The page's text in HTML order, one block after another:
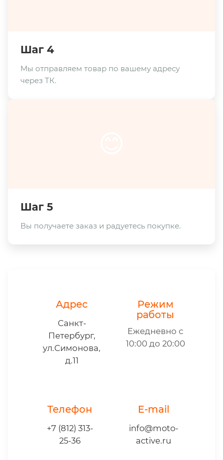
Шаг 4
Мы отправляем товар по вашему адресу
через ТК.
Шаг 5
Вы получаете заказ и радуетесь покупке.
Адрес
Санкт-
Петербург,
ул.Симонова,
д.11
Режим
работы
Ежедневно с
10:00 до 20:00
Телефон
+7 (812) 313-
25-36
E-mail
info@moto-
active.ru